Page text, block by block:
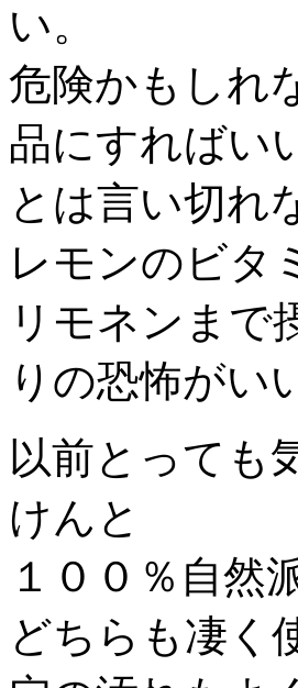
い。
危険かもしれ
品にすればい
とは言い切れ
レモンのビタ
リモネンまで
りの恐怖がい
以前とっても
けんと
１００％自然
どちらも凄く